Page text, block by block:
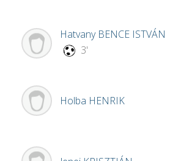
Hatvany BENCE ISTVÁN
3'
Holba HENRIK